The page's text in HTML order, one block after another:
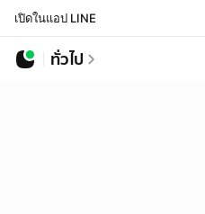
เปิดในแอป LINE
ทั่วไป